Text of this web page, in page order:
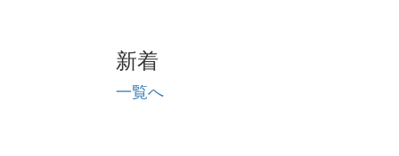
新着
一覧へ